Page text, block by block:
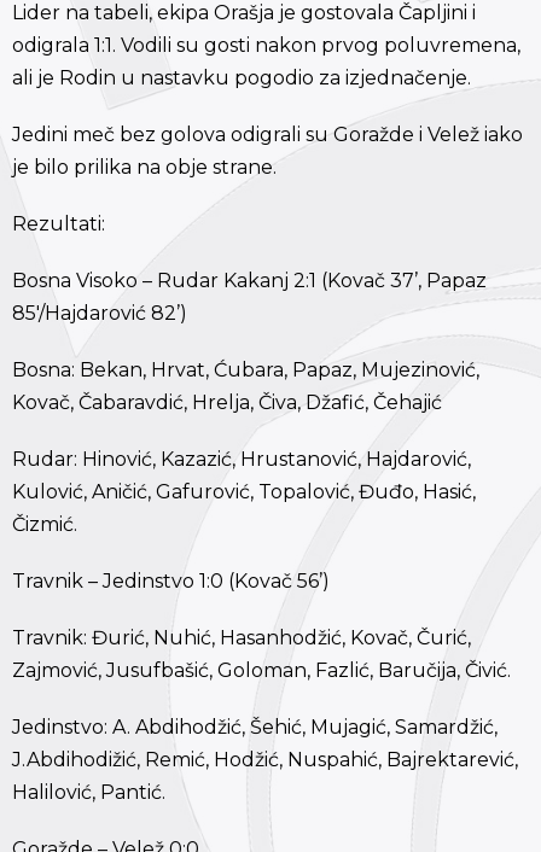
Lider na tabeli, ekipa Orašja je gostovala Čapljini i
odigrala 1:1. Vodili su gosti nakon prvog poluvremena,
ali je Rodin u nastavku pogodio za izjednačenje.
Jedini meč bez golova odigrali su Goražde i Velež iako
je bilo prilika na obje strane.
Rezultati:
Bosna Visoko – Rudar Kakanj 2:1 (Kovač 37’, Papaz
85'/Hajdarović 82’)
Bosna: Bekan, Hrvat, Ćubara, Papaz, Mujezinović,
Kovač, Čabaravdić, Hrelja, Čiva, Džafić, Čehajić
Rudar: Hinović, Kazazić, Hrustanović, Hajdarović,
Kulović, Aničić, Gafurović, Topalović, Đuđo, Hasić,
Čizmić.
Travnik – Jedinstvo 1:0 (Kovač 56’)
Travnik: Đurić, Nuhić, Hasanhodžić, Kovač, Čurić,
Zajmović, Jusufbašić, Goloman, Fazlić, Baručija, Čivić.
Jedinstvo: A. Abdihodžić, Šehić, Mujagić, Samardžić,
J.Abdihodižić, Remić, Hodžić, Nuspahić, Bajrektarević,
Halilović, Pantić.